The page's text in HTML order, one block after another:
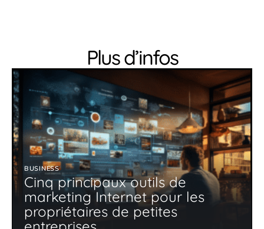
Plus d’infos
BUSINESS
Cinq principaux outils de
marketing Internet pour les
propriétaires de petites